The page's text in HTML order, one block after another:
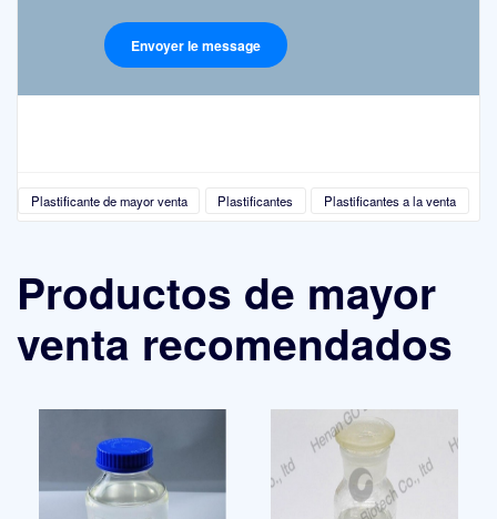
Plastificante de mayor venta Plastificantes Plastificantes a la venta
Productos de mayor
venta recomendados